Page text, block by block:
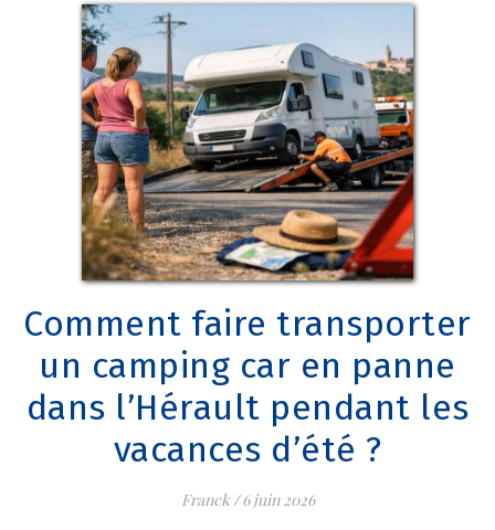
Comment faire transporter
un camping car en panne
dans l’Hérault pendant les
vacances d’été ?
Franck/ 6 juin 2026